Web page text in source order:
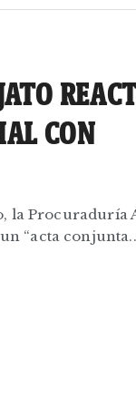
CON
la Procuraduría
“acta